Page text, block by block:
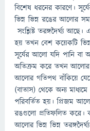
বিশেষ ধরনের কারণে।
ভিন্ন ভিন্ন রঙের আলোর
সংশ্লিষ্ট তরঙ্গদৈর্ঘ্য
হয় তখন বেশ কয়েকটি
সূর্যের আলো যদি পানি বা
অতিক্রম করে তখন আলোর
আলোর গতিপথ বাঁকিয়ে
(বাতাস) থেকে অন্য
পরিবর্তিত হয়। প্রিজম
রঙগুলো প্রতিফলিত করে।
আলোর ভিন্ন ভিন্ন